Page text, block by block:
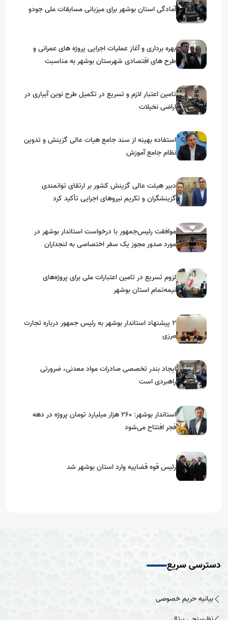
آمادگی استان بوشهر برای میزبانی مسابقات ملی جودو
بهره برداری و آغاز عملیات اجرایی پروژه های عمرانی و
طرح های اقتصادی شهرستان بوشهر به مناسبت
تامین اعتبار لازم و تسریع در تکمیل طرح نوین آبیاری در
اراضی نخیلات
استفاده بهینه از سند جامع هیات عالی گزینش و‌ تدوین
نظام جامع آموزش
دبیر هیئت عالی گزینش کشور بر ارتقای توانمندی
گزینشگران و تکریم نیروهای اجرایی تأکید کرد
موافقت رئیس‌جمهور با درخواست استاندار بوشهر در
مورد صدور مجوز یک سفر اختصاصی به لنجداران
لزوم تسریع در تامین اعتبارات ملی برای پروژه‌های
نیمه‌تمام استان بوشهر
۲ پیشنهاد استاندار بوشهر به رئیس جمهور درباره تجارت
مرزی
ایجاد بندر تخصصی صادرات مواد معدنی، ضرورتی
راهبردی است
استاندار بوشهر: ۲۶۰ هزار میلیارد تومان پروژه در دهه
فجر افتتاح می‌شود
رئیس قوه قضاییه وارد استان بوشهر شد
دسترسی سریع
بیانیه حریم خصوصی